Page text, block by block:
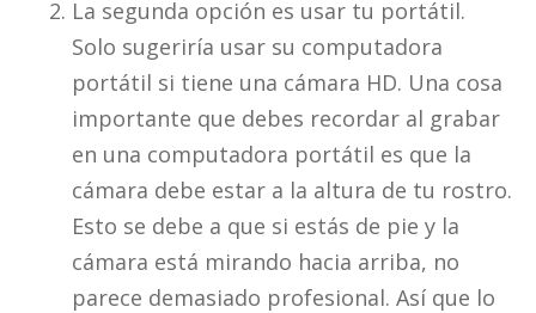
La segunda opción es usar tu portátil.
Solo sugeriría usar su computadora
portátil si tiene una cámara HD. Una cosa
importante que debes recordar al grabar
en una computadora portátil es que la
cámara debe estar a la altura de tu rostro.
Esto se debe a que si estás de pie y la
cámara está mirando hacia arriba, no
parece demasiado profesional. Así que lo